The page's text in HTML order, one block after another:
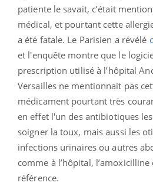
patiente le savait, c’était
médical, et pourtant cette
a été fatale. Le Parisien a révélé
et l'enquête montre que le
prescription utilisé à l’hôpital
Versailles ne mentionnait pas
médicament pourtant très
en effet l'un des antibiotiques
soigner la toux, mais aussi les
infections urinaires ou autres
comme à l’hôpital,
référence.